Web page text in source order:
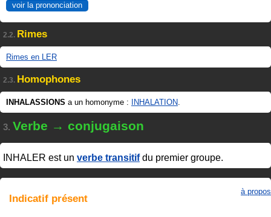
voir la prononciation
2.2. Rimes
Rimes en LER
2.3. Homophones
INHALASSIONS a un homonyme : INHALATION.
3. Verbe → conjugaison
INHALER est un verbe transitifdu premier groupe.
Indicatif présent
à propos